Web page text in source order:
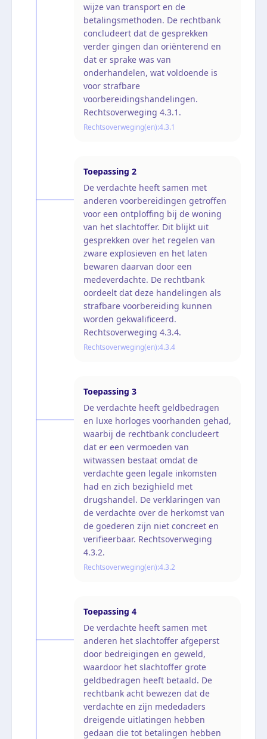
wijze van transport en de
betalingsmethoden. De rechtbank
concludeert dat de gesprekken
verder gingen dan oriënterend en
dat er sprake was van
onderhandelen, wat voldoende is
voor strafbare
voorbereidingshandelingen.
Rechtsoverweging 4.3.1.
Rechtsoverweging(en):4.3.1
Toepassing 2
De verdachte heeft samen met
anderen voorbereidingen getroffen
voor een ontploffing bij de woning
van het slachtoffer. Dit blijkt uit
gesprekken over het regelen van
zware explosieven en het laten
bewaren daarvan door een
medeverdachte. De rechtbank
oordeelt dat deze handelingen als
strafbare voorbereiding kunnen
worden gekwalificeerd.
Rechtsoverweging 4.3.4.
Rechtsoverweging(en):4.3.4
Toepassing 3
De verdachte heeft geldbedragen
en luxe horloges voorhanden gehad,
waarbij de rechtbank concludeert
dat er een vermoeden van
witwassen bestaat omdat de
verdachte geen legale inkomsten
had en zich bezighield met
drugshandel. De verklaringen van
de verdachte over de herkomst van
de goederen zijn niet concreet en
verifieerbaar. Rechtsoverweging
4.3.2.
Rechtsoverweging(en):4.3.2
Toepassing 4
De verdachte heeft samen met
anderen het slachtoffer afgeperst
door bedreigingen en geweld,
waardoor het slachtoffer grote
geldbedragen heeft betaald. De
rechtbank acht bewezen dat de
verdachte en zijn mededaders
dreigende uitlatingen hebben
gedaan die tot betalingen hebben